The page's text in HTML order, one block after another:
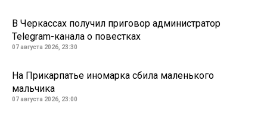
В Черкассах получил приговор администратор
Telegram-канала о повестках
07 августа 2026, 23:30
На Прикарпатье иномарка сбила маленького
мальчика
07 августа 2026, 23:00